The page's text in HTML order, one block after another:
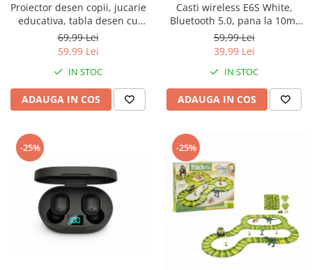
Proiector desen copii, jucarie
educativa, tabla desen cu
proiector, 24 sabloane
incluse, 12 markere, laveta
pentru stergere, carnetel
pentru desen, girafa, 3+ ani,
Roz
69,99 Lei
59,99 Lei
IN STOC
ADAUGA IN COS
Casti wireless E6S White,
Bluetooth 5.0, pana la 10m,
microfon, timp incarcare 1
ora, autonomie 3-4 ore,
rezitenta la apa IPX4, Alb
59,99 Lei
39,99 Lei
IN STOC
ADAUGA IN COS
-25% -25%